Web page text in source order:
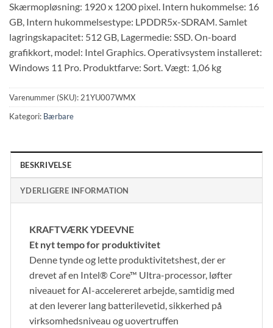
Skærmopløsning: 1920 x 1200 pixel. Intern hukommelse: 16
GB, Intern hukommelsestype: LPDDR5x-SDRAM. Samlet
lagringskapacitet: 512 GB, Lagermedie: SSD. On-board
grafikkort, model: Intel Graphics. Operativsystem installeret:
Windows 11 Pro. Produktfarve: Sort. Vægt: 1,06 kg
Varenummer (SKU): 21YU007WMX
Kategori: Bærbare
BESKRIVELSE
YDERLIGERE INFORMATION
KRAFTVÆRK YDEEVNE
Et nyt tempo for produktivitet
Denne tynde og lette produktivitetshest, der er
drevet af en Intel® Core™ Ultra-processor, løfter
niveauet for AI-accelereret arbejde, samtidig med
at den leverer lang batterilevetid, sikkerhed på
virksomhedsniveau og uovertruffen